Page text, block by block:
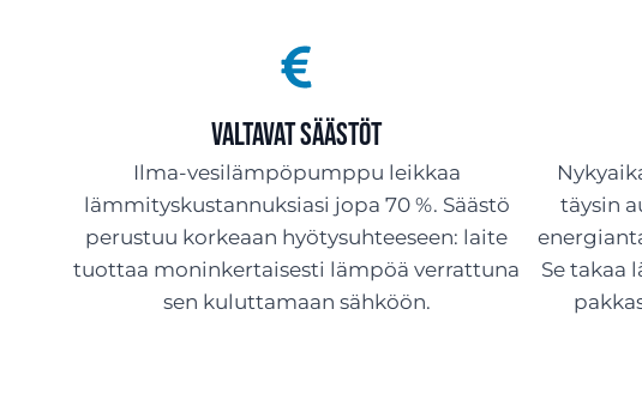
Valtavat säästöt
Ilma-vesilämpöpumppu leikkaa
lämmityskustannuksiasi jopa 70 %. Säästö
perustuu korkeaan hyötysuhteeseen: laite
tuottaa moninkertaisesti lämpöä verrattuna
sen kuluttamaan sähköön.
täysin
Se takaa